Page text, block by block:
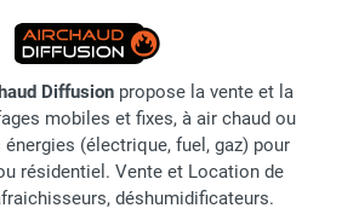
Diffusion propose la vente et la
mobiles et fixes, à air chaud ou
(électrique, fuel, gaz) pour
résidentiel. Vente et Location de
déshumidificateurs.